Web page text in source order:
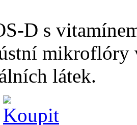
D s
látek.